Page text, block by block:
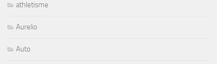
athletisme
Aurelio
Auto